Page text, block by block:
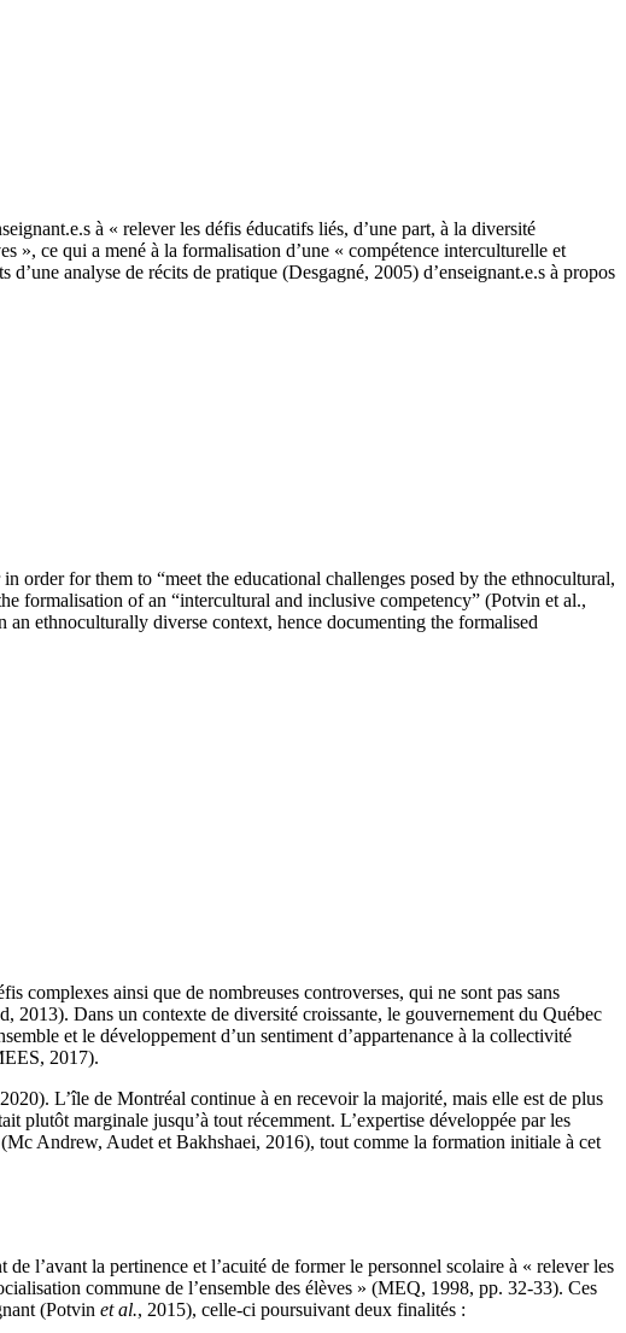
à « relever les défis éducatifs liés, d’une part, à la diversité
», ce qui a mené à la formalisation d’une « compétence interculturelle et
analyse de récits de pratique (Desgagné, 2005) d’enseignant.e.s à propos
order for them to “meet the educational challenges posed by the ethnocultural,
formalisation of an “intercultural and inclusive competency” (Potvin et al.,
ethnoculturally diverse context, hence documenting the formalised
complexes ainsi que de nombreuses controverses, qui ne sont pas sans
2013). Dans un contexte de diversité croissante, le gouvernement du Québec
et le développement d’un sentiment d’appartenance à la collectivité
2017).
L’île de Montréal continue à en recevoir la majorité, mais elle est de plus
plutôt marginale jusqu’à tout récemment. L’expertise développée par les
Andrew, Audet et Bakhshaei, 2016), tout comme la formation initiale à cet
l’avant la pertinence et l’acuité de former le personnel scolaire à « relever les
commune de l’ensemble des élèves » (MEQ, 1998, pp. 32-33). Ces
(Potvin et al., 2015), celle-ci poursuivant deux finalités :